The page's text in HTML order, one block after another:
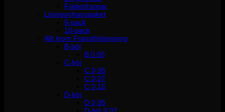
Fjäderfransar
Lösögonfranspaket
5-pack
10-pack
Allt inom Fransförlängning
B-böj
B 0.05
C-böj
C 0,05
C 0,07
C 0,15
D-böj
D 0,05
D-böj 0,07